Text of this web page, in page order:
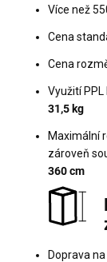
Více než
Cena
Cena
Využití
31,5 kg
Maximální
zároveň
360 cm
Doprava